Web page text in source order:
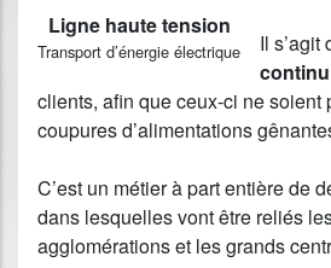
Ligne haute tension
Transport d’énergie électrique
Il s’agit
clients, afin que ceux-ci ne soient
coupures d’alimentations
C’est un métier à part entière de
dans lesquelles vont être reliés
agglomérations et les grands